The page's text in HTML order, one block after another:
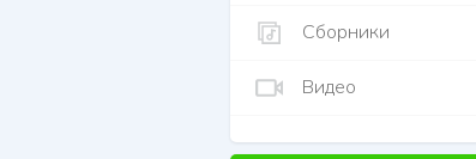
Сборники
Видео